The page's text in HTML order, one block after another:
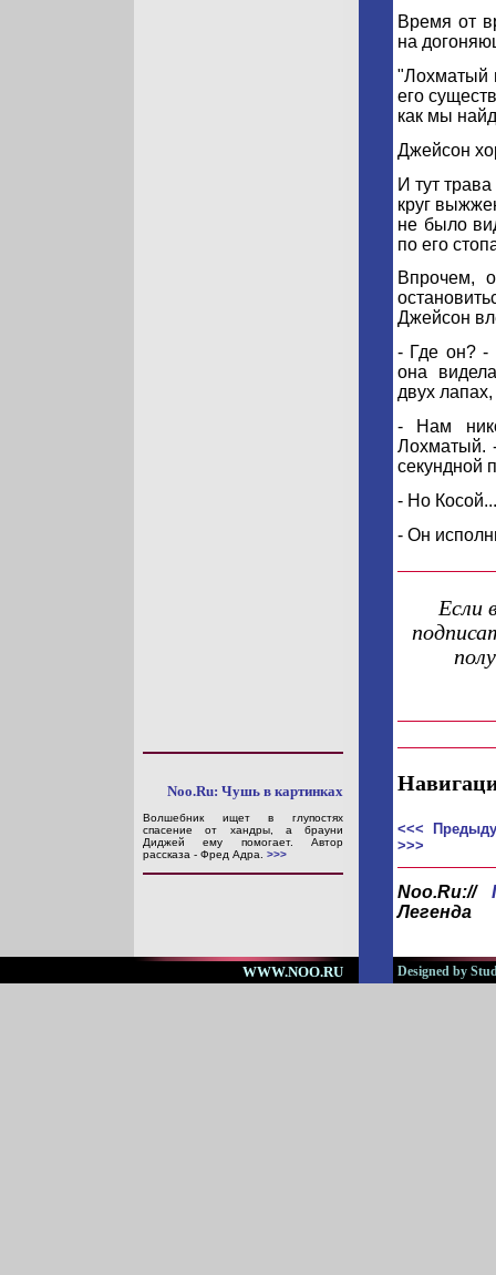
Время от
на
"Лохматый
его
как мы
Джейсон
И тут
круг
не было
по его
Впрочем,
Джейсон
- Где он? -
она
двух
- Нам
Лохматый.
секундной
- Но
- Он
Если
Noo.Ru: Чушь в картинках
Волшебник ищет в глупостях
спасение от хандры, а брауни
Диджей ему помогает. Автор
рассказа - Фред Адра. >>>
<<<
>>>
Noo.Ru://
Легенда
WWW.NOO.RU Designed by